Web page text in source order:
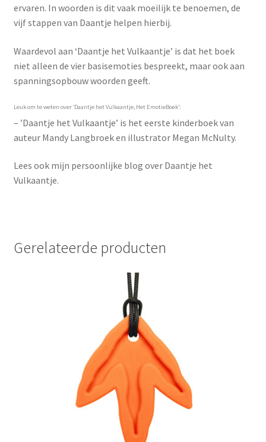
ervaren. In woorden is dit vaak moeilijk te benoemen, de
vijf stappen van Daantje helpen hierbij.
Waardevol aan ‘Daantje het Vulkaantje’ is dat het boek
niet alleen de vier basisemoties bespreekt, maar ook aan
spanningsopbouw woorden geeft.
Leuk om te weten over ‘Daantje het Vulkaantje, Het EmotieBoek’:
– ’Daantje het Vulkaantje’ is het eerste kinderboek van
auteur Mandy Langbroek en illustrator Megan McNulty.
Lees ook mijn persoonlijke blog over Daantje het
Vulkaantje.
Gerelateerde producten